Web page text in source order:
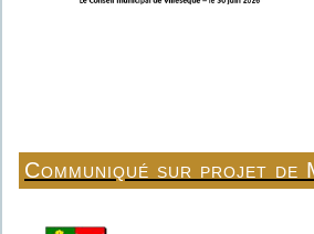
Communiqué sur projet de